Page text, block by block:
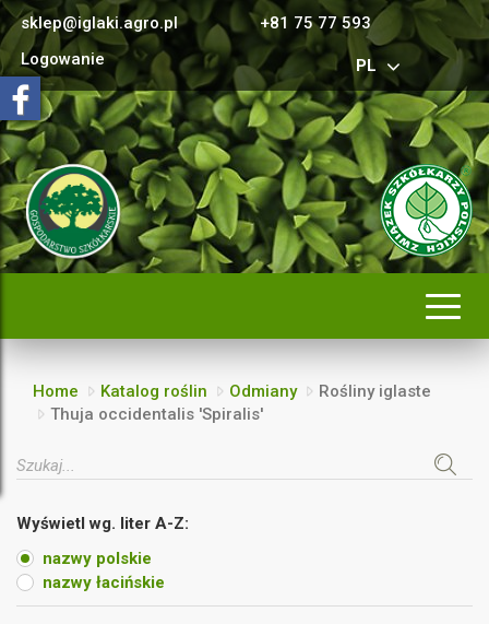
sklep@iglaki.agro.pl
+81 75 77 593
Logowanie
PL
Home Katalog roślin Odmiany
Rośliny iglaste
Thuja occidentalis 'Spiralis'
Wyświetl wg. liter A-Z:
nazwy polskie
nazwy łacińskie